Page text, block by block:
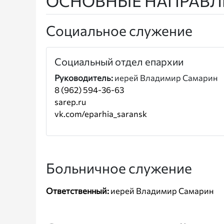
Социальное служение
Социальный отдел епархии
Руководитель: иерей Владимир Самарин
8 (962) 594-36-63
sarep.ru
vk.com/eparhia_saransk
Больничное служение
Ответственный: иерей Владимир Самарин